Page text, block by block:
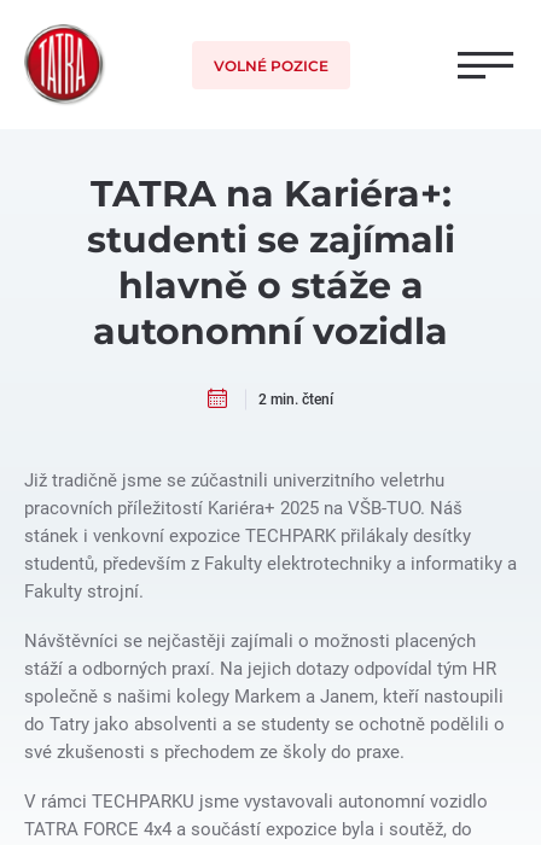
VOLNÉ POZICE
TATRA na Kariéra+:
studenti se zajímali
hlavně o stáže a
autonomní vozidla
2 min. čtení
Již tradičně jsme se zúčastnili univerzitního veletrhu
pracovních příležitostí Kariéra+ 2025 na VŠB-TUO. Náš
stánek i venkovní expozice TECHPARK přilákaly desítky
studentů, především z Fakulty elektrotechniky a informatiky a
Fakulty strojní.
Návštěvníci se nejčastěji zajímali o možnosti placených
stáží a odborných praxí. Na jejich dotazy odpovídal tým HR
společně s našimi kolegy Markem a Janem, kteří nastoupili
do Tatry jako absolventi a se studenty se ochotně podělili o
své zkušenosti s přechodem ze školy do praxe.
V rámci TECHPARKU jsme vystavovali autonomní vozidlo
TATRA FORCE 4x4 a součástí expozice byla i soutěž, do